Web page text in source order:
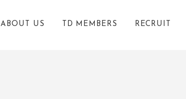
ABOUT US TD MEMBERS RECRUIT